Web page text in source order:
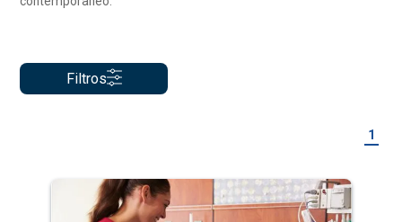
Filtros
1